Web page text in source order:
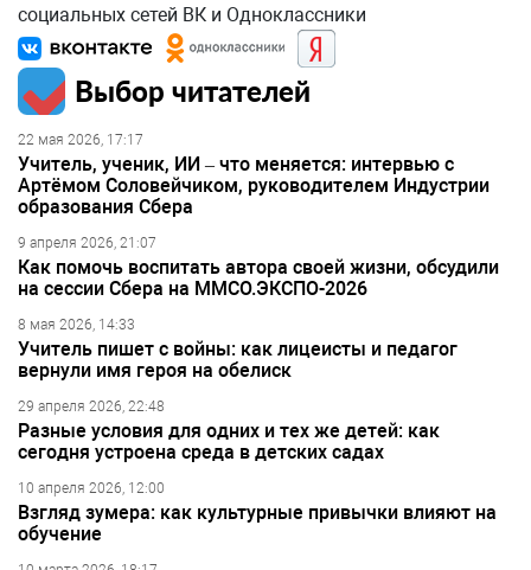
социальных сетей ВК и Одноклассники
Выбор читателей
22 мая 2026, 17:17
Учитель, ученик, ИИ – что меняется: интервью с
Артёмом Соловейчиком, руководителем Индустрии
образования Сбера
9 апреля 2026, 21:07
Как помочь воспитать автора своей жизни, обсудили
на сессии Сбера на ММСО.ЭКСПО-2026
8 мая 2026, 14:33
Учитель пишет с войны: как лицеисты и педагог
вернули имя героя на обелиск
29 апреля 2026, 22:48
Разные условия для одних и тех же детей: как
сегодня устроена среда в детских садах
10 апреля 2026, 12:00
Взгляд зумера: как культурные привычки влияют на
обучение